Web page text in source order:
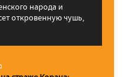
народа и
откровенную чушь,